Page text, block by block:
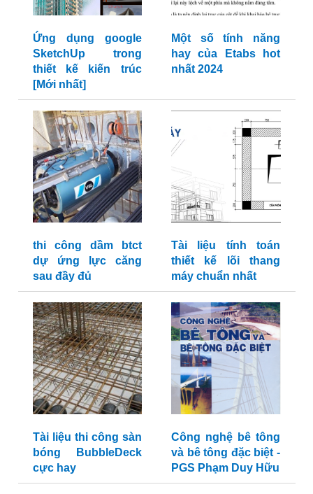
Ứng dụng google
SketchUp trong
thiết kế kiến trúc
[Mới nhất]
Một số tính năng
hay của Etabs hot
nhất 2024
thi công dầm btct
dự ứng lực căng
sau đầy đủ
Tài liệu tính toán
thiết kế lõi thang
máy chuẩn nhất
Tài liệu thi công sàn
bóng BubbleDeck
cực hay
Công nghệ bê tông
và bê tông đặc biệt -
PGS Phạm Duy Hữu